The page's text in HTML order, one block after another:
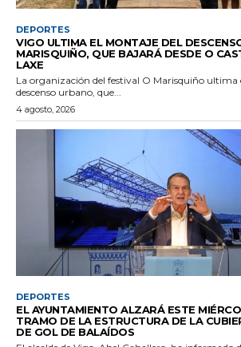
DEPORTES
VIGO ULTIMA EL MONTAJE DEL
MARISQUIÑO, QUE BAJARÁ DESDE O
LAXE
La organización del festival O Marisquiño ultima
descenso urbano, que...
4 agosto, 2026
DEPORTES
EL AYUNTAMIENTO ALZARÁ ESTE
TRAMO DE LA ESTRUCTURA DE LA
DE GOL DE BALAÍDOS